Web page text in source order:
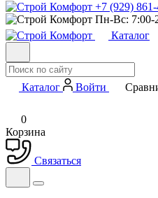
+7 (929)
Пн-Вс: 7:00-
Каталог
Каталог Войти
0
Корзина
Связаться